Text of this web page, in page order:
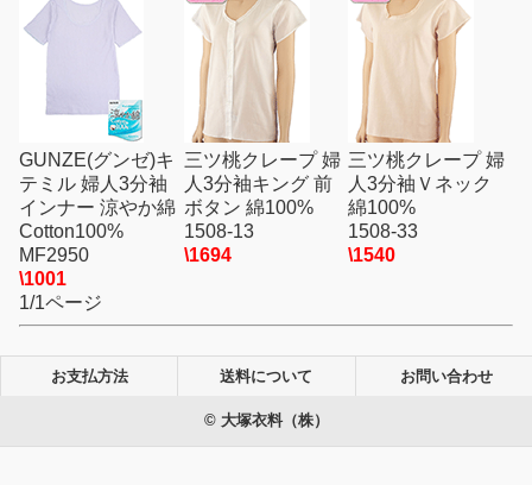
GUNZE(グンゼ)キ
テミル 婦人3分袖
インナー 涼やか綿
Cotton100%
MF2950
\1001
三ツ桃クレープ 婦
人3分袖キング 前
ボタン 綿100%
1508-13
\1694
三ツ桃クレープ 婦
人3分袖Ｖネック
綿100%
1508-33
\1540
1/1ページ
お支払方法 送料について お問い合わせ
© 大塚衣料（株）